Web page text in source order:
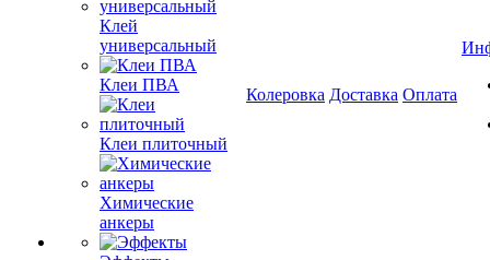
Клей
универсальный
Клеи ПВА
Клеи плиточный
Химические
анкеры
Колеровка Доставка Оплата